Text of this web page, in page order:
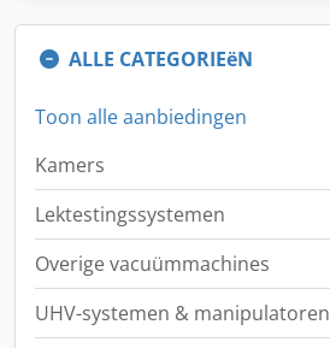
ALLE CATEGORIEëN
Toon alle aanbiedingen
Kamers
Lektestingssystemen
Overige vacuümmachines
UHV-systemen & manipulatoren